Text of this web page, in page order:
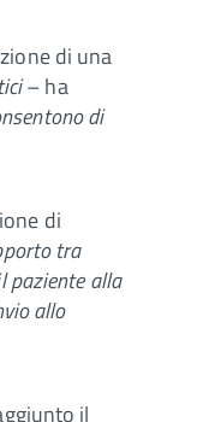
di una
– ha
di
di
tra
paziente alla
allo
il